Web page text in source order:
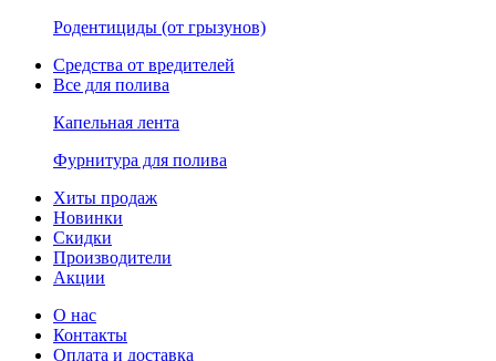
Родентициды (от грызунов)
Средства от вредителей
Все для полива
Капельная лента
Фурнитура для полива
Хиты продаж
Новинки
Скидки
Производители
Акции
О нас
Контакты
Оплата и доставка